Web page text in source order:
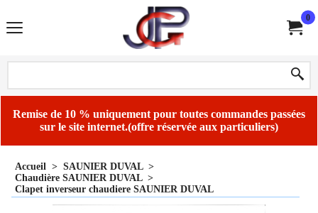
0
Remise de 10 % uniquement pour toutes commandes passées
sur le site internet.(offre réservée aux particuliers)
Accueil > SAUNIER DUVAL>
Chaudière SAUNIER DUVAL>
Clapet inverseur chaudiere SAUNIER DUVAL